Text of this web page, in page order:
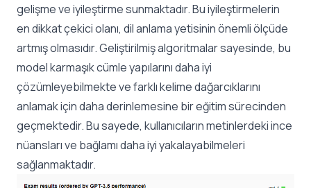
gelişme ve iyileştirme sunmaktadır. Bu iyileştirmelerin
en dikkat çekici olanı, dil anlama yetisinin önemli ölçüde
artmış olmasıdır. Geliştirilmiş algoritmalar sayesinde, bu
model karmaşık cümle yapılarını daha iyi
çözümleyebilmekte ve farklı kelime dağarcıklarını
anlamak için daha derinlemesine bir eğitim sürecinden
geçmektedir. Bu sayede, kullanıcıların metinlerdeki ince
nüansları ve bağlamı daha iyi yakalayabilmeleri
sağlanmaktadır.